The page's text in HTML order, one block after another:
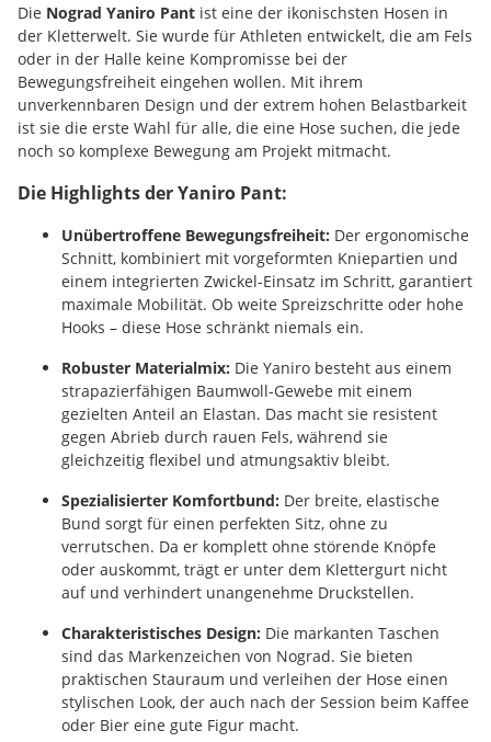
Die Nograd Yaniro Pant ist eine der ikonischsten Hosen in
der Kletterwelt. Sie wurde für Athleten entwickelt, die am Fels
oder in der Halle keine Kompromisse bei der
Bewegungsfreiheit eingehen wollen. Mit ihrem
unverkennbaren Design und der extrem hohen Belastbarkeit
ist sie die erste Wahl für alle, die eine Hose suchen, die jede
noch so komplexe Bewegung am Projekt mitmacht.
Die Highlights der Yaniro Pant:
Unübertroffene Bewegungsfreiheit: Der ergonomische
Schnitt, kombiniert mit vorgeformten Kniepartien und
einem integrierten Zwickel-Einsatz im Schritt, garantiert
maximale Mobilität. Ob weite Spreizschritte oder hohe
Hooks – diese Hose schränkt niemals ein.
Robuster Materialmix: Die Yaniro besteht aus einem
strapazierfähigen Baumwoll-Gewebe mit einem
gezielten Anteil an Elastan. Das macht sie resistent
gegen Abrieb durch rauen Fels, während sie
gleichzeitig flexibel und atmungsaktiv bleibt.
Spezialisierter Komfortbund: Der breite, elastische
Bund sorgt für einen perfekten Sitz, ohne zu
verrutschen. Da er komplett ohne störende Knöpfe
oder auskommt, trägt er unter dem Klettergurt nicht
auf und verhindert unangenehme Druckstellen.
Charakteristisches Design: Die markanten Taschen
sind das Markenzeichen von Nograd. Sie bieten
praktischen Stauraum und verleihen der Hose einen
stylischen Look, der auch nach der Session beim Kaffee
oder Bier eine gute Figur macht.